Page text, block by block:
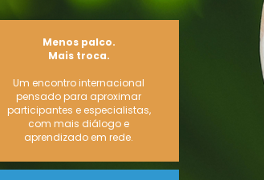
Menos palco.
Mais troca.
Um encontro internacional
pensado para aproximar
participantes e especialistas,
com mais diálogo e
aprendizado em rede.